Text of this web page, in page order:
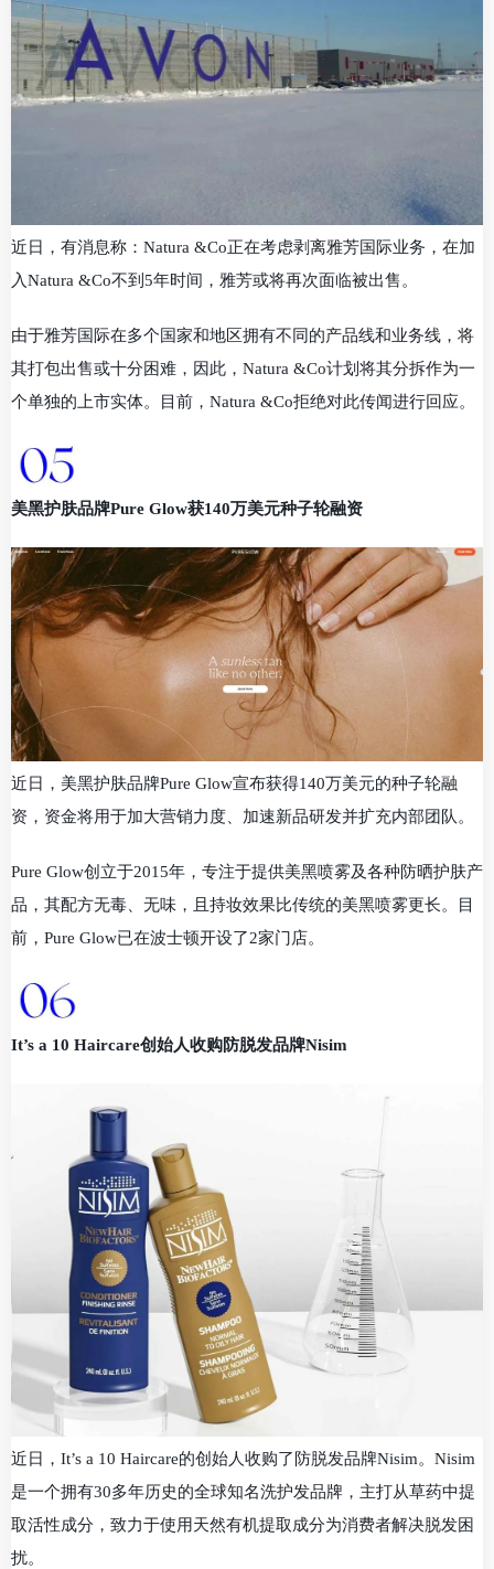
近日，有消息称：Natura &Co正在考虑剥离雅芳国际业务，在加
入Natura &Co不到5年时间，雅芳或将再次面临被出售。
由于雅芳国际在多个国家和地区拥有不同的产品线和业务线，将
其打包出售或十分困难，因此，Natura &Co计划将其分拆作为一
个单独的上市实体。目前，Natura &Co拒绝对此传闻进行回应。
美黑护肤品牌Pure Glow获140万美元种子轮融资
近日，美黑护肤品牌Pure Glow宣布获得140万美元的种子轮融
资，资金将用于加大营销力度、加速新品研发并扩充内部团队。
Pure Glow创立于2015年，专注于提供美黑喷雾及各种防晒护肤产
品，其配方无毒、无味，且持妆效果比传统的美黑喷雾更长。目
前，Pure Glow已在波士顿开设了2家门店。
It’s a 10 Haircare创始人收购防脱发品牌Nisim
近日，It’s a 10 Haircare的创始人收购了防脱发品牌Nisim。Nisim
是一个拥有30多年历史的全球知名洗护发品牌，主打从草药中提
取活性成分，致力于使用天然有机提取成分为消费者解决脱发困
扰。